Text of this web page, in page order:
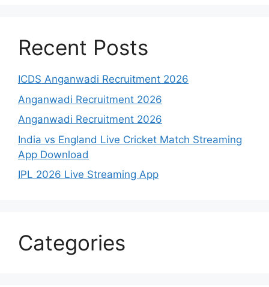
Recent Posts
ICDS Anganwadi Recruitment 2026
Anganwadi Recruitment 2026
Anganwadi Recruitment 2026
India vs England Live Cricket Match Streaming
App Download
IPL 2026 Live Streaming App
Categories